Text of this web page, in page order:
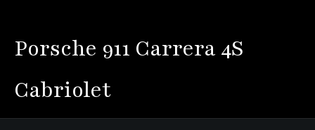
Porsche 911 Carrera 4S
Cabriolet